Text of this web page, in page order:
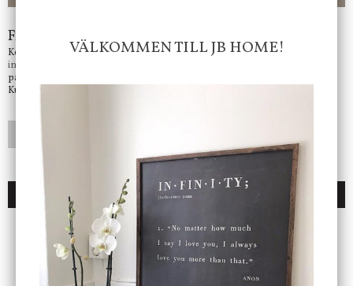
Frågor?
Kontakta oss på
info@jbhome.se
på mail så fort vi kan.
Kundtjänst telefontid öppet vardagar mellan 10.00 - 15.00
DU KANSKE OCKSÅ ÄR INTRESSERAD AV
ENDAST 1 ST KVAR I LAGER
VÄLKOMMEN TILL JB HOME!